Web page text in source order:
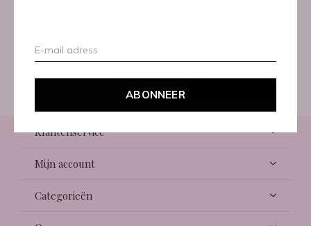
ABONNEER
ABONNEER
Klantenservice
Mijn account
Categorieën